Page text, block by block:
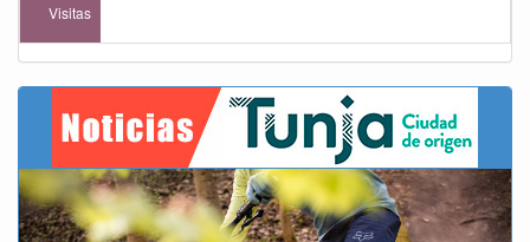
Visitas
Previous Next